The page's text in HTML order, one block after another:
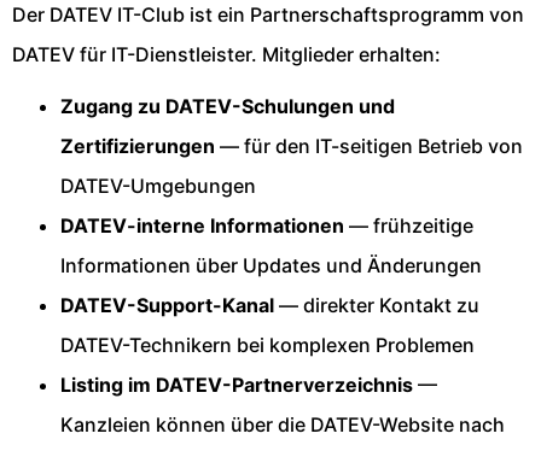
Der DATEV IT-Club ist ein Partnerschaftsprogramm von
DATEV für IT-Dienstleister. Mitglieder erhalten:
Zugang zu DATEV-Schulungen und
Zertifizierungen — für den IT-seitigen Betrieb von
DATEV-Umgebungen
DATEV-interne Informationen — frühzeitige
Informationen über Updates und Änderungen
DATEV-Support-Kanal — direkter Kontakt zu
DATEV-Technikern bei komplexen Problemen
Listing im DATEV-Partnerverzeichnis —
Kanzleien können über die DATEV-Website nach